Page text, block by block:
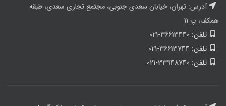
آدرس: تهران، خیابان سعدی جنوبی، مجتمع تجاری سعدی، طبقه
همکف، پ 11
تلفن: 36613440-021
تلفن: 36613744-021
تلفن: 33948740-021